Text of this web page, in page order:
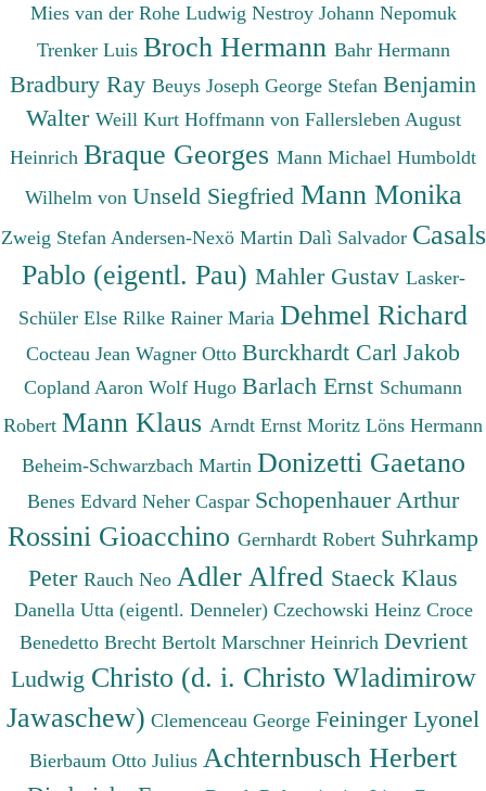
Mies van der Rohe Ludwig Nestroy Johann Nepomuk
Trenker Luis Broch Hermann Bahr Hermann
Bradbury Ray Beuys Joseph George Stefan Benjamin
Walter Weill Kurt Hoffmann von Fallersleben August
Heinrich Braque Georges Mann Michael Humboldt
Wilhelm von Unseld Siegfried Mann Monika
Zweig Stefan Andersen-Nexö Martin Dalì Salvador Casals
Pablo (eigentl. Pau) Mahler Gustav Lasker-
Schüler Else Rilke Rainer Maria Dehmel Richard
Cocteau Jean Wagner Otto Burckhardt Carl Jakob
Copland Aaron Wolf Hugo Barlach Ernst Schumann
Robert Mann Klaus Arndt Ernst Moritz Löns Hermann
Beheim-Schwarzbach Martin Donizetti Gaetano
Benes Edvard Neher Caspar Schopenhauer Arthur
Rossini Gioacchino Gernhardt Robert Suhrkamp
Peter Rauch Neo Adler Alfred Staeck Klaus
Danella Utta (eigentl. Denneler) Czechowski Heinz Croce
Benedetto Brecht Bertolt Marschner Heinrich Devrient
Ludwig Christo (d. i. Christo Wladimirow
Jawaschew) Clemenceau George Feininger Lyonel
Bierbaum Otto Julius Achternbusch Herbert